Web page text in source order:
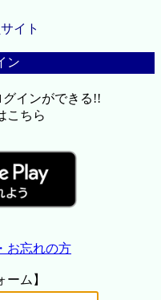
イト
ン
インができる!!
こちら
お忘れの方
ーム】